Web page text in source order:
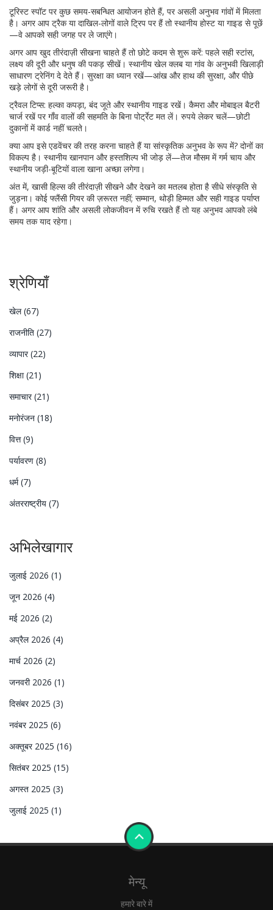
टूरिस्ट स्पॉट पर कुछ समय-सबन्धित आयोजन होते हैं, पर असली अनुभव गांवों में मिलता
है। अगर आप ट्रैक या दाखिल-लोगों वाले ट्रिप पर हैं तो स्थानीय होस्ट या गाइड से पूछें
—वे आपको सही जगह पर ले जाएंगे।
अगर आप खुद तीरंदाज़ी सीखना चाहते हैं तो छोटे कदम से शुरू करें: पहले सही स्टांस,
लक्ष्य की दूरी और धनुष की पकड़ सीखें। स्थानीय खेल क्लब या गांव के अनुभवी खिलाड़ी
साधारण ट्रेनिंग दे देते हैं। सुरक्षा का ध्यान रखें—आंख और हाथ की सुरक्षा, और पीछे
खड़े लोगों से दूरी जरूरी है।
ट्रैवल टिप्स: हल्का कपड़ा, बंद जूते और स्थानीय गाइड रखें। कैमरा और मोबाइल बैटरी
चार्ज रखें पर गाँव वालों की सहमति के बिना पोर्ट्रेट मत लें। रुपये लेकर चलें—छोटी
दुकानों में कार्ड नहीं चलते।
क्या आप इसे एडवेंचर की तरह करना चाहते हैं या सांस्कृतिक अनुभव के रूप में? दोनों का
विकल्प है। स्थानीय खानपान और हस्तशिल्प भी जोड़ लें—तेज मौसम में गर्म चाय और
स्थानीय जड़ी-बूटियों वाला खाना अच्छा लगेगा।
अंत में, खासी हिल्स की तीरंदाज़ी सीखने और देखने का मतलब होता है सीधे संस्कृति से
जुड़ना। कोई फ्लैंसी गियर की ज़रूरत नहीं; सम्मान, थोड़ी हिम्मत और सही गाइड पर्याप्त
हैं। अगर आप शांति और असली लोकजीवन में रुचि रखते हैं तो यह अनुभव आपको लंबे
समय तक याद रहेगा।
श्रेणियाँ
खेल(67)
राजनीति (27)
व्यापार(22)
शिक्षा(21)
समाचार(21)
मनोरंजन (18)
वित्त(9)
पर्यावरण (8)
धर्म(7)
अंतरराष्ट्रीय (7)
अभिलेखागार
जुलाई 2026 (1)
जून 2026 (4)
मई 2026 (2)
अप्रैल 2026 (4)
मार्च 2026 (2)
जनवरी 2026 (1)
दिसंबर 2025 (3)
नवंबर 2025 (6)
अक्तूबर 2025 (16)
सितंबर 2025 (15)
अगस्त 2025 (3)
जुलाई 2025 (1)
मेन्यू
हमारे बारे में